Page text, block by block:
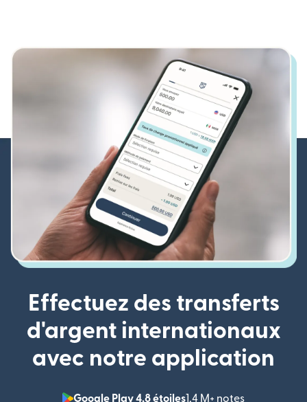
Effectuez des transferts
d'argent internationaux
avec notre application
Google Play 4,8 étoiles1,4 M+ notes